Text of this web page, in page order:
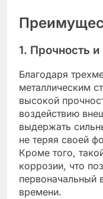
1. Прочность
Благодаря
металлическим
высокой
воздействию
выдержать
не теряя своей
Кроме того,
коррозии, что
первоначальный
времени.